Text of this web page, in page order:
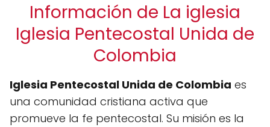
Información de La iglesia
Iglesia Pentecostal Unida de
Colombia
Iglesia Pentecostal Unida de Colombia es
una comunidad cristiana activa que
promueve la fe pentecostal. Su misión es la